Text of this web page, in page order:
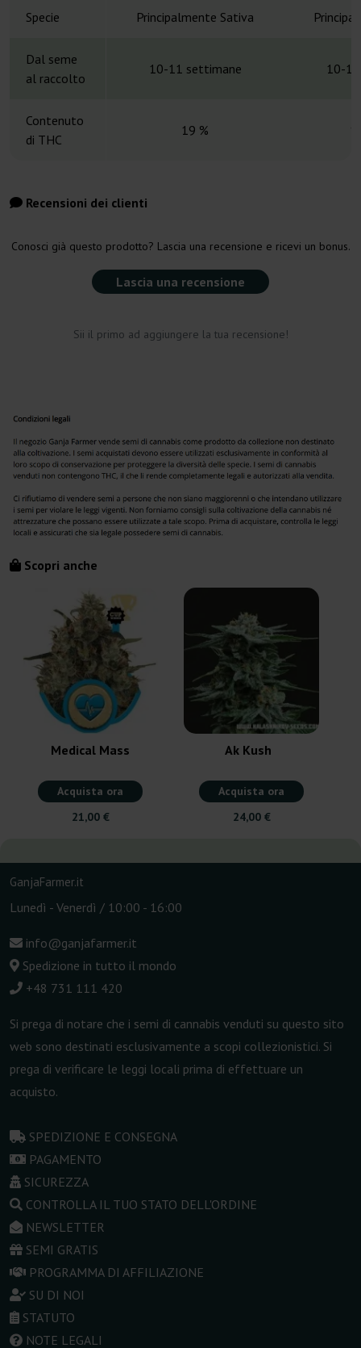
Specie Principalmente Sativa
Dal seme
al raccolto
10-11 settimane 10-
Contenuto
di THC
19 %
Recensioni dei clienti
Conosci già questo prodotto? Lascia una recensione e ricevi un bonus.
Lascia una recensione
Sii il primo ad aggiungere la tua recensione!
Scopri anche
Medical Mass
Acquista ora
21,00 €
Ak Kush
Acquista ora
24,00 €
GanjaFarmer.it
Lunedì - Venerdì / 10:00 - 16:00
info@ganjafarmer.it
Spedizione in tutto il mondo
+48 731 111 420
Si prega di notare che i semi di cannabis venduti su questo sito
web sono destinati esclusivamente a scopi collezionistici. Si
prega di verificare le leggi locali prima di effettuare un
acquisto.
SPEDIZIONE E CONSEGNA
PAGAMENTO
SICUREZZA
CONTROLLA IL TUO STATO DELL'ORDINE
NEWSLETTER
SEMI GRATIS
PROGRAMMA DI AFFILIAZIONE
SU DI NOI
STATUTO
NOTE LEGALI